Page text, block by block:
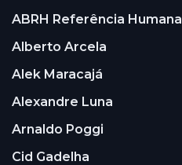
ABRH Referência Humana
Alberto Arcela
Alek Maracajá
Alexandre Luna
Arnaldo Poggi
Cid Gadelha